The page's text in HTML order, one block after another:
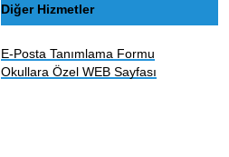
Diğer Hizmetler
E-Posta Tanımlama Formu
Okullara Özel WEB Sayfası